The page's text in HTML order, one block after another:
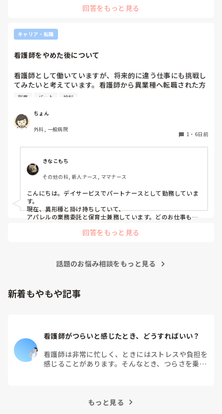
私は既婚ですが子どもがいないのと、自分の体調不良とかもほ
と会うことすらままならず、な感じでした
ただ、元々家にいるのが苦痛になるタイプではなかったので主
なのでよかったことといったら
すかね〜
こうしておけば良かった、はあまり浮かばないのですがパソコ
ンを習っていたらよかったかなと思うくらいですかね
看護師してると時に長い休みが必要な時もあると思います
でゆっくりされたらいいのではないかと思います😊
なが〜いお休み、サイコーですよ👍️
回答をもっと見る
キャリア・転職
看護師をやめた後について
看護師として働いていますが、将来的に違う仕事にも挑戦し
てみたいと考えています。看護師から異業種へ転職された方
がいましたら、転職理由や今のお仕事の働きやすさ、収入面
副業 パート 給料
ちょん
外科, 一般病院
1 ・ 6日前
きなこもち
その他の科, 新人ナース, ママナース
こんにちは。デイサービスでパートナースとして勤務していま
す。
現在、異形種と掛け持ちしていて、
アパレルの業務委託と保育士兼務しています。どのお仕事も、
回答をもっと見る
話題のお悩み相談をもっと見る
新着もやもや記事
看護師がつらいと感じたとき、どうすればいい？
看護師は非常に忙しく、ときにはストレスや負担を
感じることがあります。そんなとき、つらさを乗り
もっと見る